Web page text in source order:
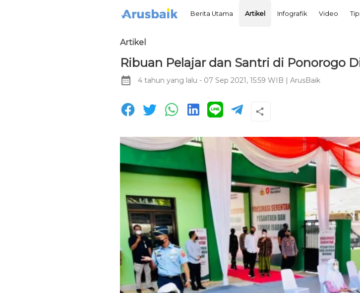
Berita Utama Artikel Infografik Video
Artikel
Ribuan Pelajar dan Santri di Ponorogo
4 tahun yang lalu - 07 Sep 2021, 15:59 WIB ArusBaik